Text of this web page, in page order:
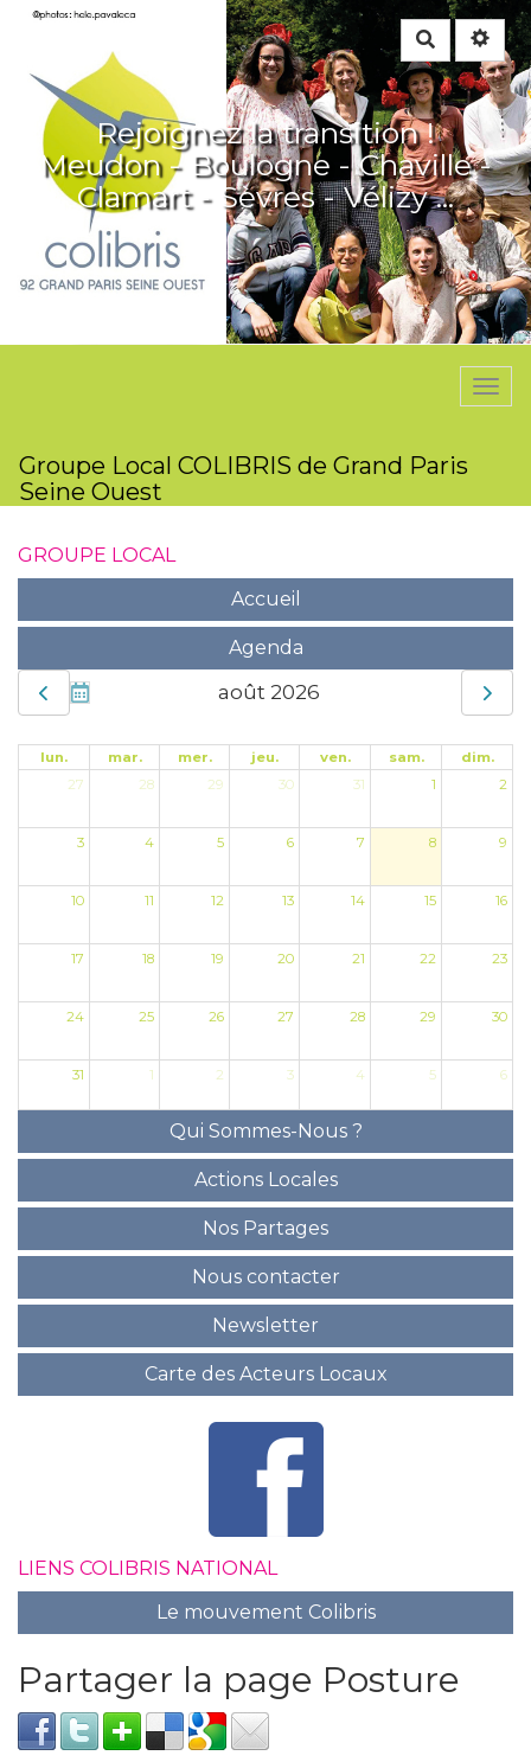
Rechercher
Rejoignez la transition !
Meudon - Boulogne - Chaville -
Clamart - Sèvres - Vélizy ...
Groupe Local COLIBRIS de Grand Paris
Seine Ouest
GROUPE LOCAL
Accueil
Agenda
août 2026
lun. mar. mer. jeu. ven. sam.
dim.
27
28 29 30 31 1 2
3 4 5 6 7 8 9
10 11 12 13 14 15 16
17 18 19 20 21 22 23
24 25 26 27 28 29 30
31 1 2 3 4 5 6
Qui Sommes-Nous ?
Actions Locales
Nos Partages
Nous contacter
Newsletter
Carte des Acteurs Locaux
LIENS COLIBRIS NATIONAL
Le mouvement Colibris
Partager la page Posture